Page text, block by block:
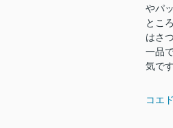
やパ
とこ
はさ
一品
気です
コエ